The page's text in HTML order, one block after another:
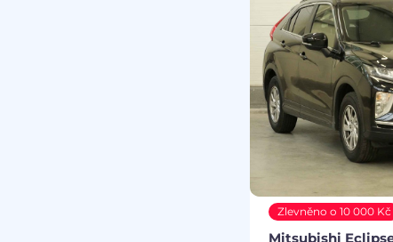
Zlevněno o 10 000 Kč
Mitsubishi